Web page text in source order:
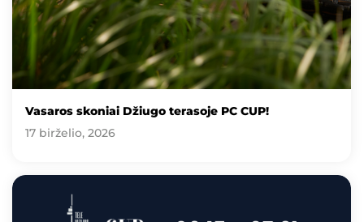
Vasaros skoniai Džiugo terasoje PC CUP!
17 birželio, 2026